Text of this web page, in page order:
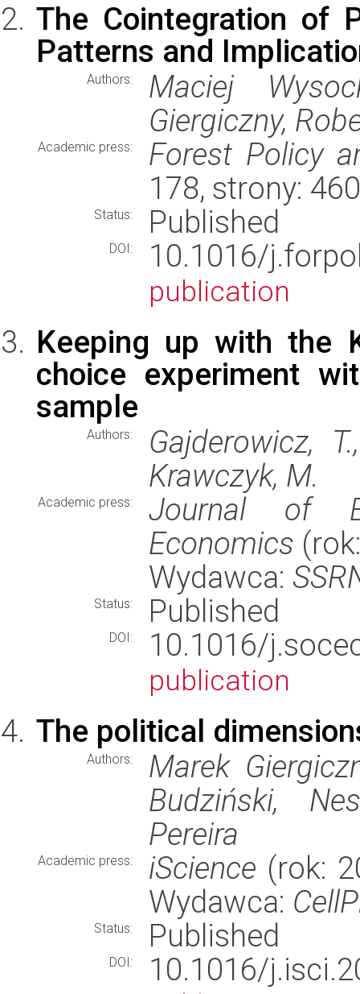
The Cointegration of
Patterns and
Authors:
Maciej
Giergiczny,
Academic press:
Forest Policy
178, strony:
Status: Published
DOI: 10.1016/
publication
Keeping up with the
choice experiment
sample
Authors:
Gajderowicz,
Krawczyk, M.
Academic press:
Journal of
Economics
Wydawca:
Status: Published
DOI: 10.1016/
publication
The political
Authors:
Marek
Budziński,
Pereira
Academic press: iScience (rok:
Wydawca:
Status: Published
DOI: 10.1016/